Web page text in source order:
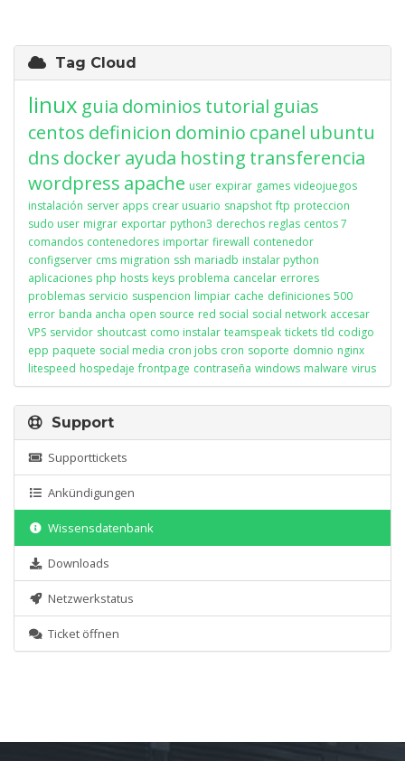
Tag Cloud
linux guia dominios tutorial guias
centos definicion dominio cpanel ubuntu
dns dockerayuda hosting transferencia
wordpress apache user expirar games videojuegos
instalación server apps crear usuario snapshot ftp proteccion
sudo user migrar exportar python3 derechos reglas centos 7
comandos contenedores importar firewall contenedor
configserver cms migration ssh mariadb instalar python
aplicaciones php hosts keys problema cancelar errores
problemas servicio suspencion limpiar cache definiciones 500
error banda ancha open source red social social network accesar
VPS servidor shoutcast como instalar teamspeak tickets tld codigo
epp paquete social media cron jobs cron soporte domnio nginx
litespeed hospedaje frontpage contraseña windows malware virus
Support
Supporttickets
Ankündigungen
Wissensdatenbank
Downloads
Netzwerkstatus
Ticket öffnen